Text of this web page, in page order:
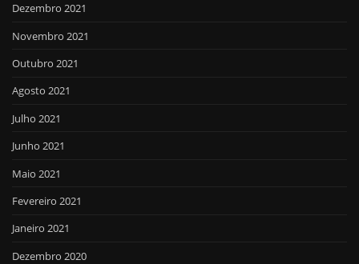
Dezembro 2021
Novembro 2021
Outubro 2021
Agosto 2021
Julho 2021
Junho 2021
Maio 2021
Fevereiro 2021
Janeiro 2021
Dezembro 2020